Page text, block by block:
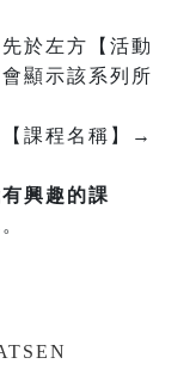
於左方【活動
顯示該系列所
課程名稱】→
興趣的課